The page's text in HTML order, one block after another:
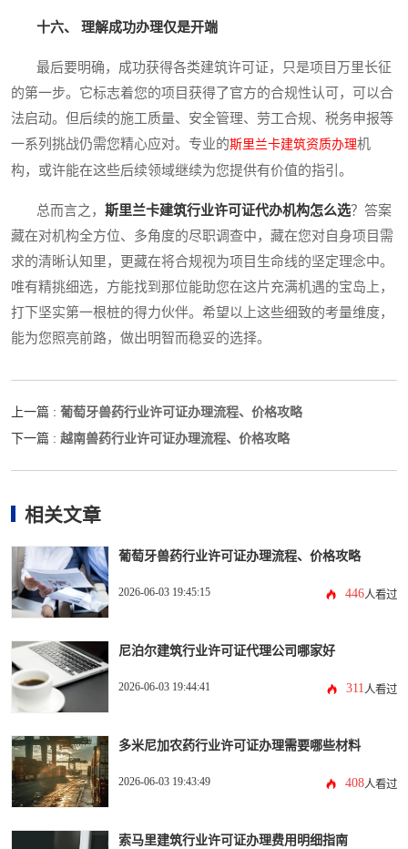
十六、 理解成功办理仅是开端
最后要明确，成功获得各类建筑许可证，只是项目万里长征
的第一步。它标志着您的项目获得了官方的合规性认可，可以合
法启动。但后续的施工质量、安全管理、劳工合规、税务申报等
一系列挑战仍需您精心应对。专业的斯里兰卡建筑资质办理机
构，或许能在这些后续领域继续为您提供有价值的指引。
总而言之， 斯里兰卡建筑行业许可证代办机构怎么选？答案
藏在对机构全方位、多角度的尽职调查中，藏在您对自身项目需
求的清晰认知里，更藏在将合规视为项目生命线的坚定理念中。
唯有精挑细选，方能找到那位能助您在这片充满机遇的宝岛上，
打下坚实第一根桩的得力伙伴。希望以上这些细致的考量维度，
能为您照亮前路，做出明智而稳妥的选择。
上一篇 : 葡萄牙兽药行业许可证办理流程、价格攻略
下一篇 : 越南兽药行业许可证办理流程、价格攻略
相关文章
葡萄牙兽药行业许可证办理流程、价格攻略
2026-06-03 19:45:15 446人看过
尼泊尔建筑行业许可证代理公司哪家好
2026-06-03 19:44:41 311人看过
多米尼加农药行业许可证办理需要哪些材料
2026-06-03 19:43:49 408人看过
索马里建筑行业许可证办理费用明细指南